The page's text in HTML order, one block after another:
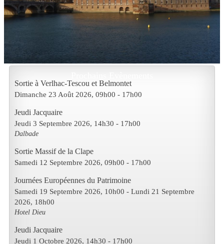
Sortie à Verlhac-Tescou et Belmontet
Dimanche 23 Août 2026, 09h00 - 17h00
Jeudi Jacquaire
Jeudi 3 Septembre 2026, 14h30 - 17h00
Dalbade
Sortie Massif de la Clape
Samedi 12 Septembre 2026, 09h00 - 17h00
Journées Européennes du Patrimoine
Samedi 19 Septembre 2026, 10h00 - Lundi 21 Septembre
2026, 18h00
Hotel Dieu
Jeudi Jacquaire
Jeudi 1 Octobre 2026, 14h30 - 17h00